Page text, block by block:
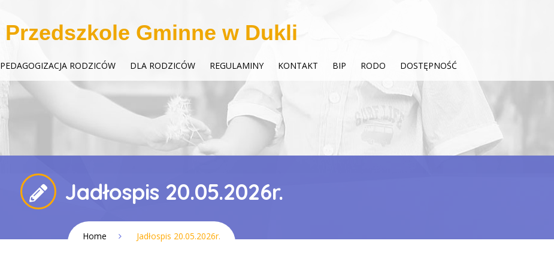
Przedszkole Gminne w Dukli
PEDAGOGIZACJA RODZICÓW DLA RODZICÓW REGULAMINY KONTAKT BIP RODO DOSTĘPNOŚĆ
Jadłospis 20.05.2026r.
Home Jadłospis 20.05.2026r.